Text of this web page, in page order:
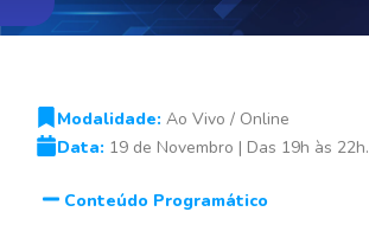
Modalidade: Ao Vivo / Online
Data: 19 de Novembro | Das 19h às 22h.
Conteúdo Programático